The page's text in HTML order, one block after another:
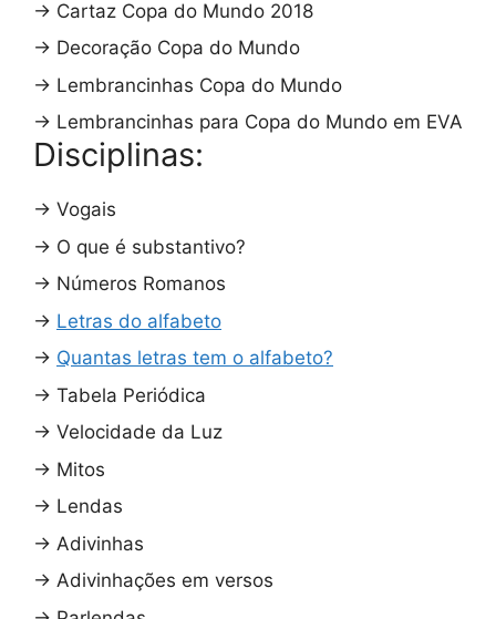
→ Cartaz Copa do Mundo 2018
→ Decoração Copa do Mundo
→ Lembrancinhas Copa do Mundo
→ Lembrancinhas para Copa do Mundo em EVA
Disciplinas:
→ Vogais
→ O que é substantivo?
→ Números Romanos
→ Letras do alfabeto
→ Quantas letras tem o alfabeto?
→ Tabela Periódica
→ Velocidade da Luz
→ Mitos
→ Lendas
→ Adivinhas
→ Adivinhações em versos